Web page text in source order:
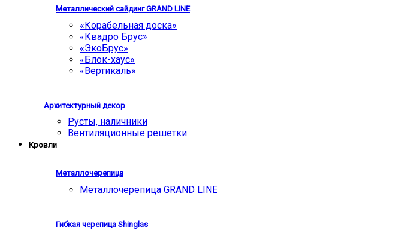
Металлический сайдинг GRAND LINE
«Корабельная доска»
«Квадро Брус»
«ЭкоБрус»
«Блок-хаус»
«Вертикаль»
Архитектурный декор
Русты, наличники
Вентиляционные решетки
Кровли
Металлочерепица
Металлочерепица GRAND LINE
Гибкая черепица Shinglas